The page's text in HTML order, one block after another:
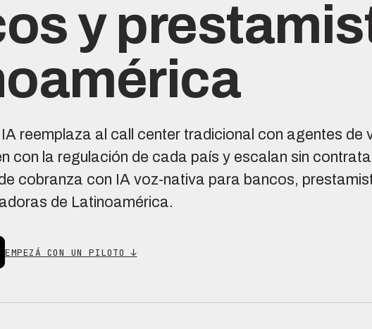
y
reemplaza al call center tradicional con agentes de
con la regulación de cada país y escalan sin
cobranza con IA voz-nativa para bancos,
de Latinoamérica.
EMPEZÁ CON UN PILOTO ↓